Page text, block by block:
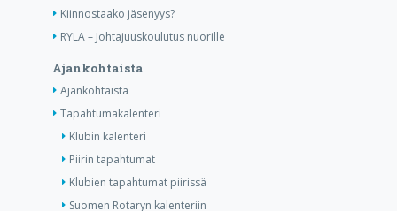
Kiinnostaako jäsenyys?
RYLA – Johtajuuskoulutus nuorille
Ajankohtaista
Ajankohtaista
Tapahtumakalenteri
Klubin kalenteri
Piirin tapahtumat
Klubien tapahtumat piirissä
Suomen Rotaryn kalenteriin